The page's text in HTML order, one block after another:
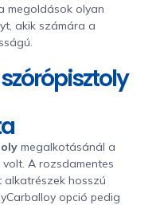
megoldások olyan
akik számára a
megalkotásánál a
A rozsdamentes
alkatrészek hosszú
opció pedig